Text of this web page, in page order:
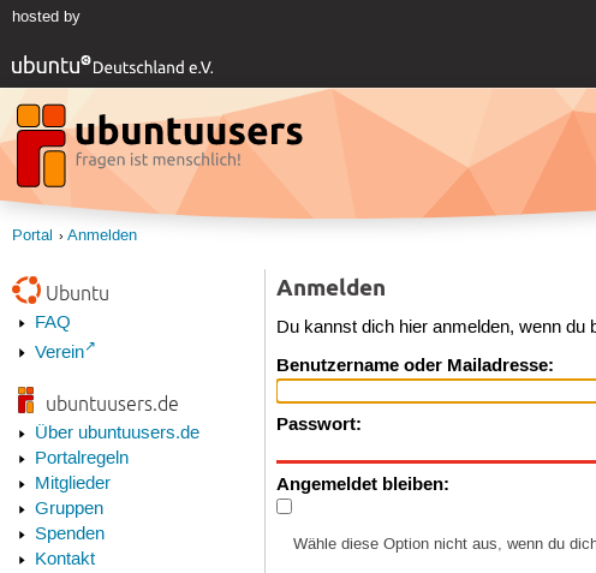
hosted by
Portal Anmelden
Ubuntu
FAQ
Verein
ubuntuusers.de
Über ubuntuusers.de
Portalregeln
Mitglieder
Gruppen
Spenden
Kontakt
Anmelden
Du kannst dich hier anmelden, wenn du
Benutzername oder Mailadresse:
Passwort:
Angemeldet bleiben:
Wähle diese Option nicht aus, wenn du